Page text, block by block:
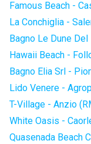
Famous Beach -
La Conchiglia -
Bagno Le Dune
Hawaii Beach -
Bagno Elia Srl -
Lido Venere -
T-Village - Anzio
White Oasis -
Quasenada Beach